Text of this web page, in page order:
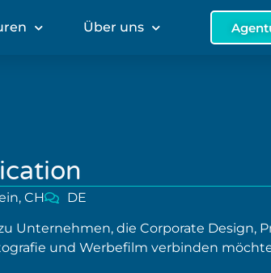
Über uns
CH
DE
Unternehmen, die Corporate Design,
und Werbefilm verbinden